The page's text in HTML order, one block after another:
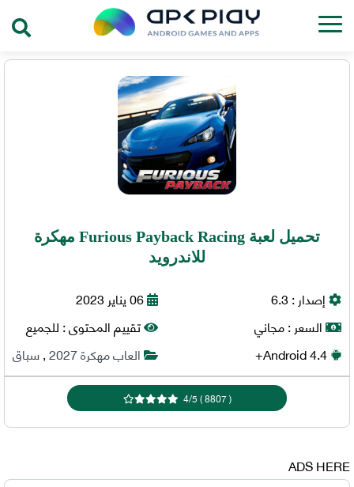
تحميل لعبة Furious Payback Racing مهكرة
للاندرويد
إصدار :6.3
السعر :مجاني
Android4.4+
06 يناير 2023
تقييم المحتوى :للجميع
العاب مهكرة 2027
,سباق
(
8807
)
4/5
ADS HERE